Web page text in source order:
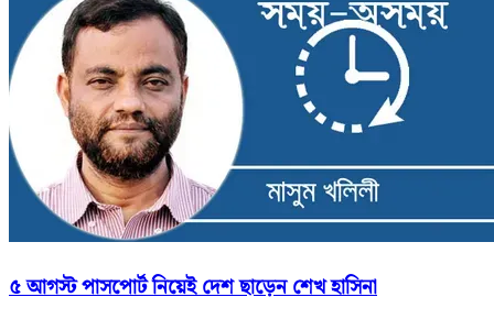
৫ আগস্ট পাসপোর্ট নিয়েই দেশ ছাড়েন শেখ হাসিনা